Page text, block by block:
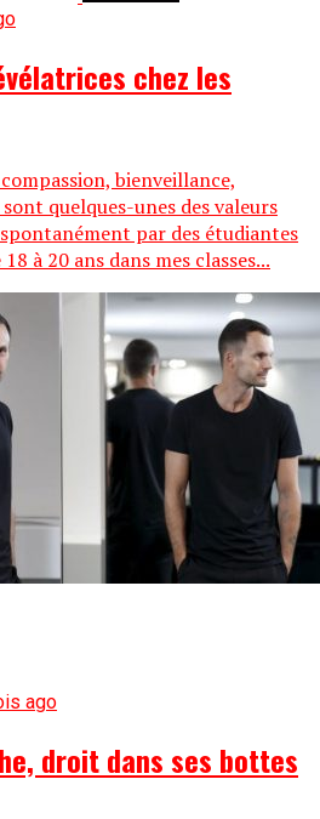
chez les
bienveillance,
quelques-unes des valeurs
par des étudiantes
à 20 ans dans mes classes...
ago
droit dans ses bottes